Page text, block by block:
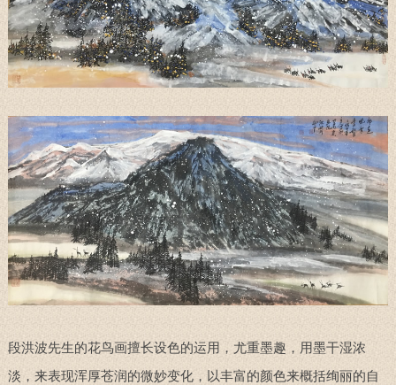
段洪波先生的花鸟画擅长设色的运用，尤重墨趣，用墨干湿浓
淡，来表现浑厚苍润的微妙变化，以丰富的颜色来概括绚丽的自